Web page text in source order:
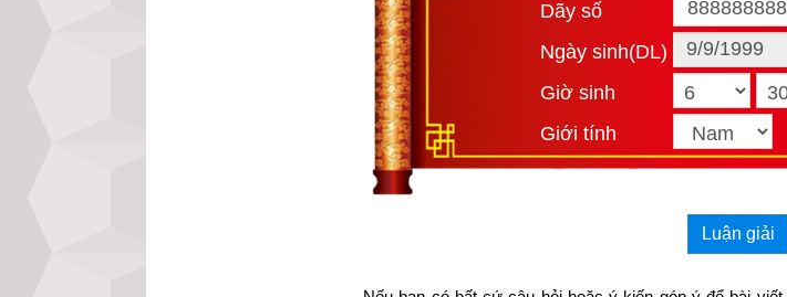
Dãy số
Ngày sinh(DL)
Giờ sinh
Giới tính
Luận giải